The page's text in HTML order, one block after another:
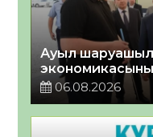
Ауыл
экономикасының
06.08.2026